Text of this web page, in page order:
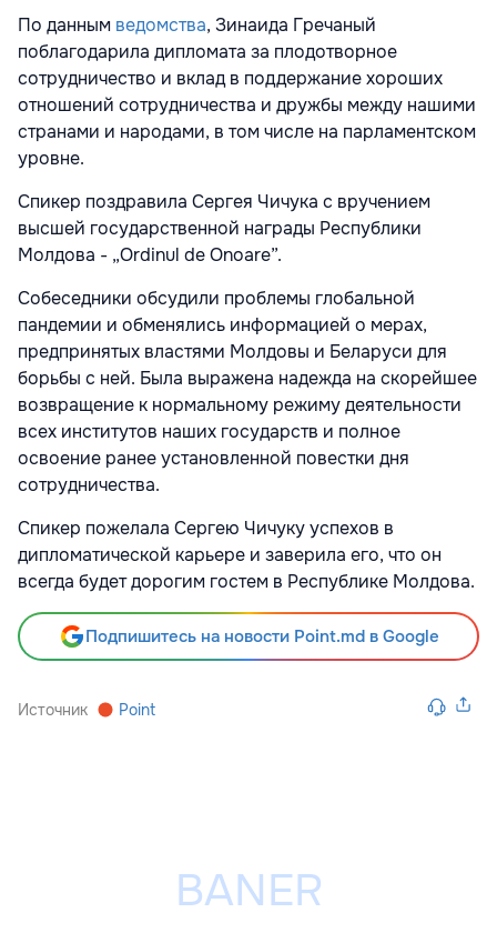
По данным ведомства, Зинаида Гречаный
поблагодарила дипломата за плодотворное
сотрудничество и вклад в поддержание хороших
отношений сотрудничества и дружбы между нашими
странами и народами, в том числе на парламентском
уровне.
Спикер поздравила Сергея Чичука с вручением
высшей государственной награды Республики
Молдова - „Ordinul de Onoare”.
Собеседники обсудили проблемы глобальной
пандемии и обменялись информацией о мерах,
предпринятых властями Молдовы и Беларуси для
борьбы с ней. Была выражена надежда на скорейшее
возвращение к нормальному режиму деятельности
всех институтов наших государств и полное
освоение ранее установленной повестки дня
сотрудничества.
Спикер пожелала Сергею Чичуку успехов в
дипломатической карьере и заверила его, что он
всегда будет дорогим гостем в Республике Молдова.
Подпишитесь на новости Point.md в Google
Источник Point